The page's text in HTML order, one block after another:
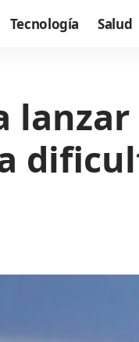
Tecnología Salud